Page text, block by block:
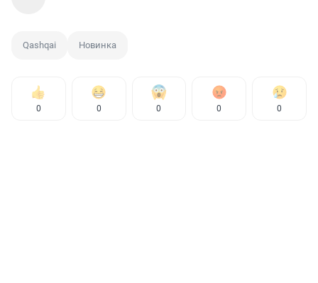
Qashqai Новинка
0 0 0 0 0